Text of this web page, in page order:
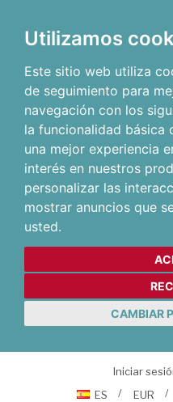
Utilizamos
Este sitio web utiliza
de seguimiento para
navegación con los
la funcionalidad básica
una mejor experiencia
interés en nuestros
personalizar las
mostrar anuncios que
usted.
CAMBIAR
Iniciar
ES
EUR